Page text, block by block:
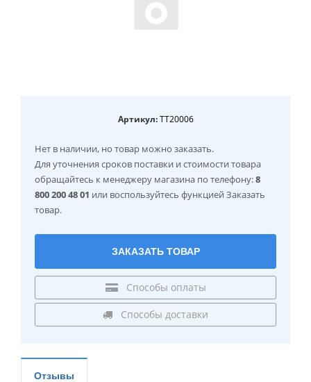
Артикул:TT20006
Нет в наличии, но товар можно заказать.
Для уточнения сроков поставки и стоимости товара
обращайтесь к менеджеру магазина по телефону:8
800 200 48 01 или воспользуйтесь функцией Заказать
товар.
ЗАКАЗАТЬ ТОВАР
Способы оплаты
Способы доставки
Отзывы